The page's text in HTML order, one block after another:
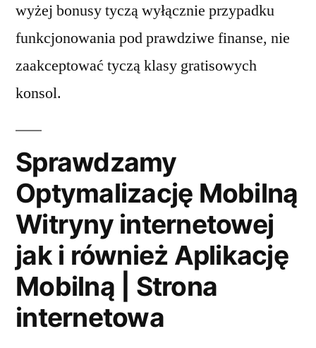
wyżej bonusy tyczą wyłącznie przypadku
funkcjonowania pod prawdziwe finanse, nie
zaakceptować tyczą klasy gratisowych
konsol.
Sprawdzamy
Optymalizację Mobilną
Witryny internetowej
jak i również Aplikację
Mobilną | Strona
internetowa